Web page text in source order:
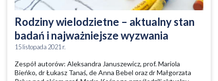
Rodziny wielodzietne – aktualny stan
badań i najważniejsze wyzwania
15 listopada 2021 r.
Zespół autorów: Aleksandra Januszewicz, prof. Mariola
Bieńko, dr Łukasz Tanaś, de Anna Bebel oraz dr Małgorzata